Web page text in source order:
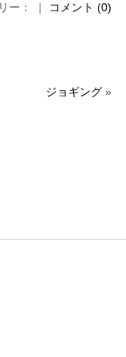
ー： ｜ コメント (0)
ジョギング »